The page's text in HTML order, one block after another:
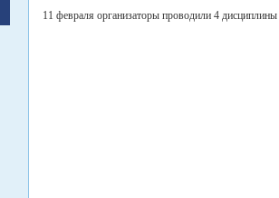
11 февраля организаторы проводили 4